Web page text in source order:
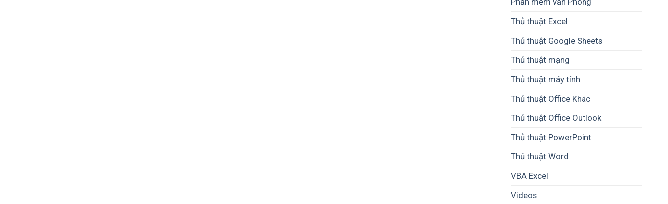
Thủ thuật Excel
Thủ thuật Google Sheets
Thủ thuật mạng
Thủ thuật máy tính
Thủ thuật Office Khác
Thủ thuật Office Outlook
Thủ thuật PowerPoint
Thủ thuật Word
VBA Excel
Videos